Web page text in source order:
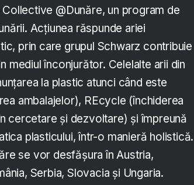
@Dunăre, un program de
Acțiunea răspunde ariei
prin care grupul Schwarz contribuie
mediul înconjurător. Celelalte arii din
la plastic atunci când este
ambalajelor), REcycle (închiderea
cercetare și dezvoltare) și împreună
plasticului, într-o manieră holistică.
se vor desfășura în Austria,
Serbia, Slovacia și Ungaria.